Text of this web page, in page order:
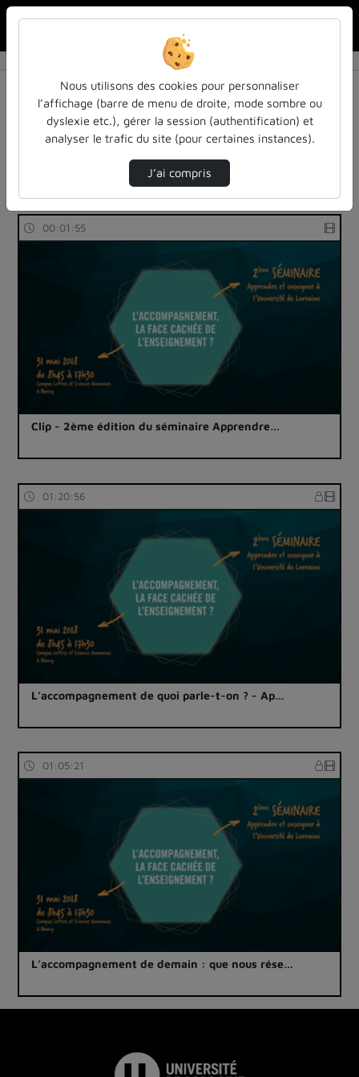
Résultats de la recherche
Filtres actifs (cliquer pour en retirer) :
Français
colloques-et-conferences
education
3 vidéos trouvées
00:01:55
Clip - 2ème édition du séminaire Apprendre…
01:20:56
L’accompagnement de quoi parle-t-on ? - Ap…
01:05:21
L’accompagnement de demain : que nous rése…
Nous utilisons des cookies pour personnaliser
l’affichage (barre de menu de droite, mode sombre ou
dyslexie etc.), gérer la session (authentification) et
analyser le trafic du site (pour certaines instances).
J’ai compris